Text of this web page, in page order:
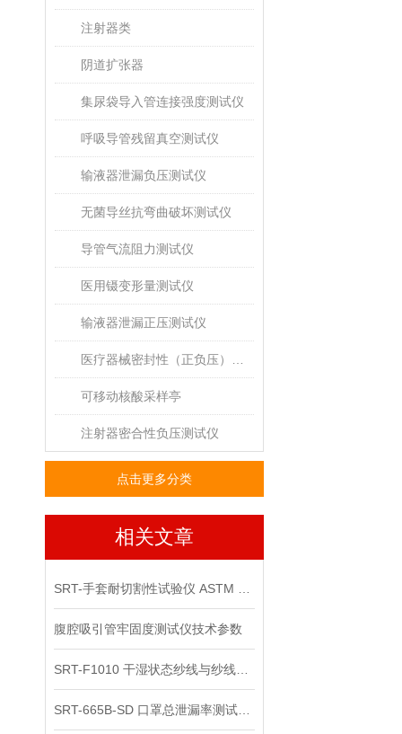
注射器类
阴道扩张器
集尿袋导入管连接强度测试仪
呼吸导管残留真空测试仪
输液器泄漏负压测试仪
无菌导丝抗弯曲破坏测试仪
导管气流阻力测试仪
医用镊变形量测试仪
输液器泄漏正压测试仪
可移动核酸采样亭
注射器密合性负压测试仪
点击更多分类
相关文章
腹腔吸引管牢固度测试仪技术参数